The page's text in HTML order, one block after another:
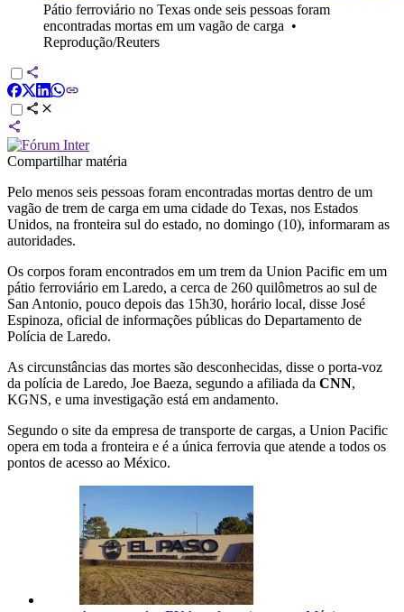
Pátio ferroviário no Texas onde seis pessoas foram
encontradas mortas em um vagão de carga •
Reprodução/Reuters
Compartilhar matéria
Pelo menos seis pessoas foram encontradas mortas dentro de um
vagão de trem de carga em uma cidade do Texas, nos Estados
Unidos, na fronteira sul do estado, no domingo (10), informaram as
autoridades.
Os corpos foram encontrados em um trem da Union Pacific em um
pátio ferroviário em Laredo, a cerca de 260 quilômetros ao sul de
San Antonio, pouco depois das 15h30, horário local, disse José
Espinoza, oficial de informações públicas do Departamento de
Polícia de Laredo.
As circunstâncias das mortes são desconhecidas, disse o porta-voz
da polícia de Laredo, Joe Baeza, segundo a afiliada da CNN,
KGNS, e uma investigação está em andamento.
Segundo o site da empresa de transporte de cargas, a Union Pacific
opera em toda a fronteira e é a única ferrovia que atende a todos os
pontos de acesso ao México.